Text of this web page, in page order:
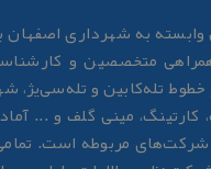
به شهرداری اصفهان
متخصصین و
خطوط تله‌کابین و تله‌سی‌یژ،
کارتینگ، مینی گلف و ...
شرکت‌های مربوطه است.